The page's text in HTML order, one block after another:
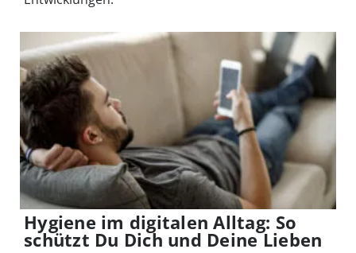
Hygiene im digitalen Alltag: So
schützt Du Dich und Deine Lieben